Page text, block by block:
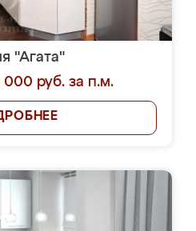
"Агата"
000 руб. за п.м.